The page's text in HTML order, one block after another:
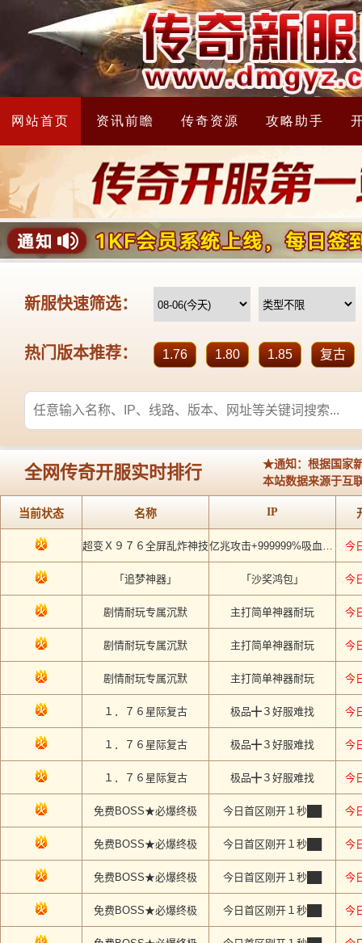
网站首页 资讯前瞻 传奇资源 攻略助手